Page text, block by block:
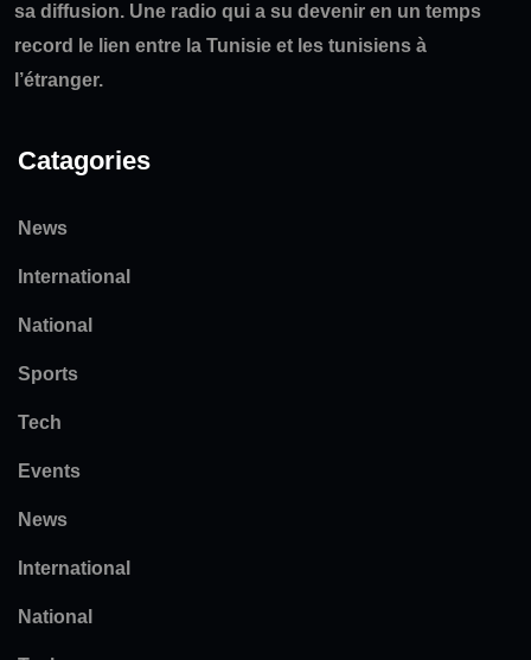
sa diffusion. Une radio qui a su devenir en un temps
record le lien entre la Tunisie et les tunisiens à
l’étranger.
Catagories
News
International
National
Sports
Tech
Events
News
International
National